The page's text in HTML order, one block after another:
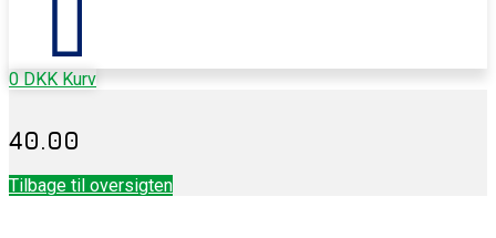
0 DKK Kurv
40.00
Tilbage til oversigten